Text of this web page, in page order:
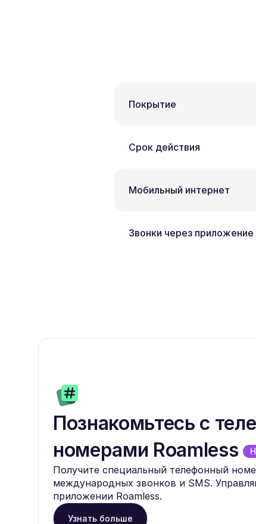
Покрытие
Срок действия
Мобильный интернет
Звонки через приложение
Познакомьтесь с
номерами Roamless
Получите специальный телефонный
международных звонков и SMS.
приложении Roamless.
Узнать больше